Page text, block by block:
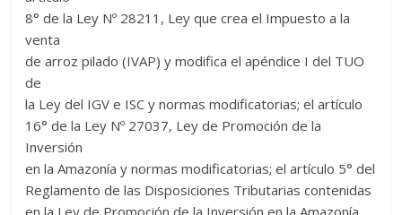
8° de la Ley Nº 28211, Ley que crea el Impuesto a la
venta
de arroz pilado (IVAP) y modifica el apéndice I del TUO
de
la Ley del IGV e ISC y normas modificatorias; el artículo
16° de la Ley Nº 27037, Ley de Promoción de la
Inversión
en la Amazonía y normas modificatorias; el artículo 5° del
Reglamento de las Disposiciones Tributarias contenidas
en la Ley de Promoción de la Inversión en la Amazonía,